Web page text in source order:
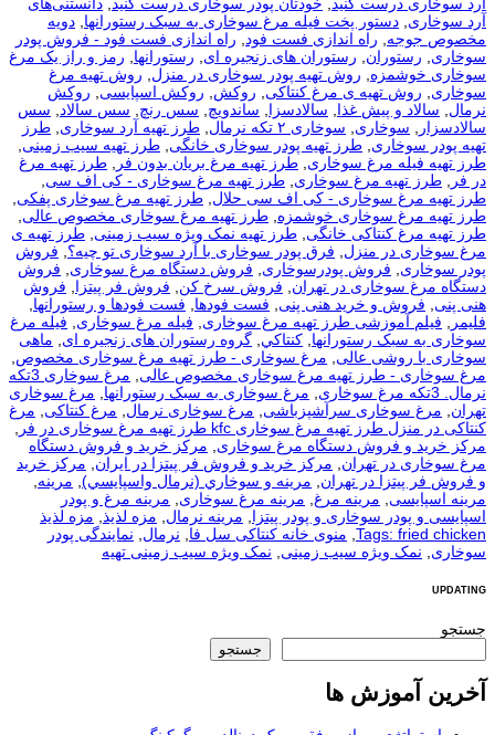
آرد سوخاری درست کنید, خودتان پودر سوخاری درست کنید, دانستنی‌های
آرد سوخاری, دستور پخت فیله مرغ سوخاری به سبک رستورانها, دویه
مخصوص جوجه, راه اندازی فست فود, راه اندازی فست فود - فروش پودر
سوخاری, رستوران, رستوران های زنجیره ای, رستورانها, رمز و راز یک مرغ
سوخاری خوشمزه, روش تهیه پودر سوخاری در منزل, روش تهیه مرغ
سوخاری, روش تهیه ی مرغ کنتاکی, روکش, روکش اسپایسی, روکش
نرمال, سالاد و پیش غذا, سالادسزا, ساندویچ, سس رنچ, سس سالاد, سس
سالادسزار , سوخاری, سوخاری ۲ تکه نرمال , طرز تهیه آرد سوخاری, طرز
تهیه پودر سوخاری, طرز تهیه پودر سوخاری خانگی, طرز تهیه سیب زمینی,
طرز تهیه فیله مرغ سوخاری, طرز تهیه مرغ بریان بدون فر , طرز تهیه مرغ
در فر , طرز تهیه مرغ سوخاری, طرز تهیه مرغ سوخاری - کی اف سی,
طرز تهیه مرغ سوخاری - کی اف سی حلال, طرز تهیه مرغ سوخاری پفکی,
طرز تهیه مرغ سوخاری خوشمزه, طرز تهیه مرغ سوخاری مخصوص عالی,
طرز تهیه مرغ کنتاکی خانگی, طرز تهیه نمک ویژه سیب زمینی, طرز تهیه ی
مرغ سوخاری در منزل, فرق پودر سوخاری با آرد سوخاری تو چیه؟, فروش
پودر سوخاری, فروش پودرسوخاری, فروش دستگاه مرغ سوخاری, فروش
دستگاه مرغ سوخاری در تهران, فروش سرخ کن, فروش فر پیتزا, فروش
هنی پنی, فروش و خرید هنی پنی, فست فودها, فست فودها و رستورانها,
فلیمر , فیلم آموزشی طرز تهیه مرغ سوخاری, فیله مرغ سوخاری, فیله مرغ
سوخاری به سبک رستورانها, كنتاكي, گروه رستوران های زنجیره ای, ماهی
سوخاری با روشی عالی, مرغ سوخاری - طرز تهیه مرغ سوخاری مخصوص,
مرغ سوخاری - طرز تهیه مرغ سوخاری مخصوص عالی,
مرغ سوخاری 3تکه
نرمال. 3تکه مرغ سوخاری
, مرغ سوخاری به سبک رستورانها, مرغ سوخاری
تهران, مرغ سوخاری سرآشپزباشی, مرغ سوخاری نرمال, مرغ کنتاکی, مرغ
کنتاکی در منزل طرز تهیه مرغ سوخاری kfc طرز تهیه مرغ سوخاری در فر
,
مرکز خرید و فروش دستگاه مرغ سوخاری, مرکز خرید و فروش دستگاه
مرغ سوخاری در تهران, مرکز خرید و فروش فر پیتزا در ایران, مرکز خرید
و فروش فر پیتزا در تهران, مرينه و سوخاري (نرمال واسپايسي), مرینه,
مرینه اسپایسی, مرینه مرغ, مرینه مرغ سوخاری, مرینه مرغ و پودر
اسپایسی و پودر سوخاری و پودر پیتزا, مرینه نرمال, مزه لذیذ, مزه لذیذ
Tags: fried chicken
, منوی خانه کنتاکی سل فا, نرمال, نمایندگی پودر
سوخاری, نمک ویژه سیب زمینی, نمک ویژه سیب زمینی تهیه
UPDATING
جستجو
جستجو
آخرین آموزش ها